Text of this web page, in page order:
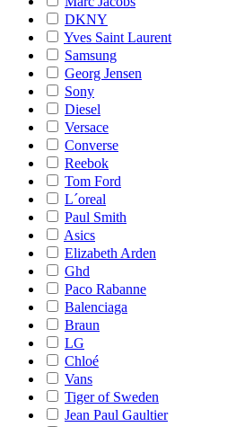
DKNY
Yves Saint Laurent
Samsung
Georg Jensen
Sony
Diesel
Versace
Converse
Reebok
Tom Ford
L´oreal
Paul Smith
Asics
Elizabeth Arden
Ghd
Paco Rabanne
Balenciaga
Braun
LG
Chloé
Vans
Tiger of Sweden
Jean Paul Gaultier